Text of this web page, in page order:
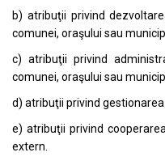
b) atribuţii privind
comunei, oraşului sau
c) atribuţii privind
comunei, oraşului sau
d) atribuţii privind
e) atribuţii privind
extern.